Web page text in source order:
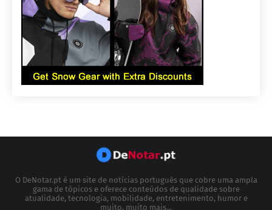
O DeNotar.pt é um site de notícias português que cobre uma ampla
gama de tópicos e oferece conteúdos de qualidade sobre
atualidade, tecnologia, mobilidade, entretenimento, humor e
muito, muito mais...